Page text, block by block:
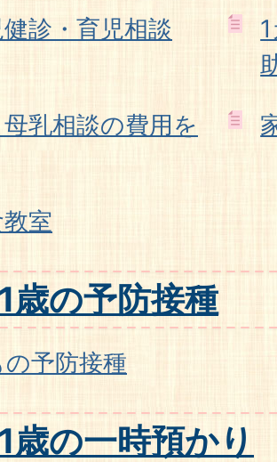
診・育児相談
乳相談の費用を
室
歳の予防接種
予防接種
歳の一時預かり